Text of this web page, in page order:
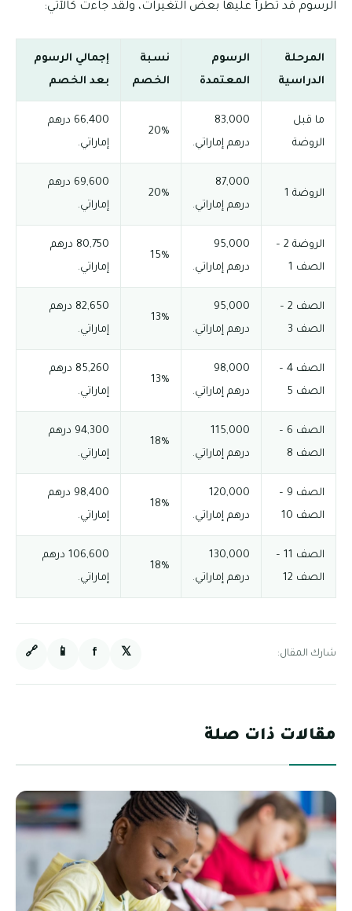
الرسوم قد تطرأ عليها بعض التغيرات، ولقد جاءت كالآتي:
المرحلة
الدراسية
الرسوم
المعتمدة
نسبة
الخصم
إجمالي الرسوم
بعد الخصم
ما قبل
الروضة
83,000
درهم إماراتي.
20%
66,400 درهم
إماراتي.
الروضة 1
87,000
درهم إماراتي.
20%
69,600 درهم
إماراتي.
الروضة 2 –
الصف 1
95,000
درهم إماراتي.
15%
80,750 درهم
إماراتي.
الصف 2 –
الصف 3
95,000
درهم إماراتي.
13%
82,650 درهم
إماراتي.
الصف 4 –
الصف 5
98,000
درهم إماراتي.
13%
85,260 درهم
إماراتي.
الصف 6 –
الصف 8
115,000
درهم إماراتي.
18%
94,300 درهم
إماراتي.
الصف 9 –
الصف 10
120,000
درهم إماراتي.
18%
98,400 درهم
إماراتي.
الصف 11 –
الصف 12
130,000
درهم إماراتي.
18%
106,600 درهم
إماراتي.
شارك المقال: 𝕏
f
📱
🔗
مقالات ذات صلة